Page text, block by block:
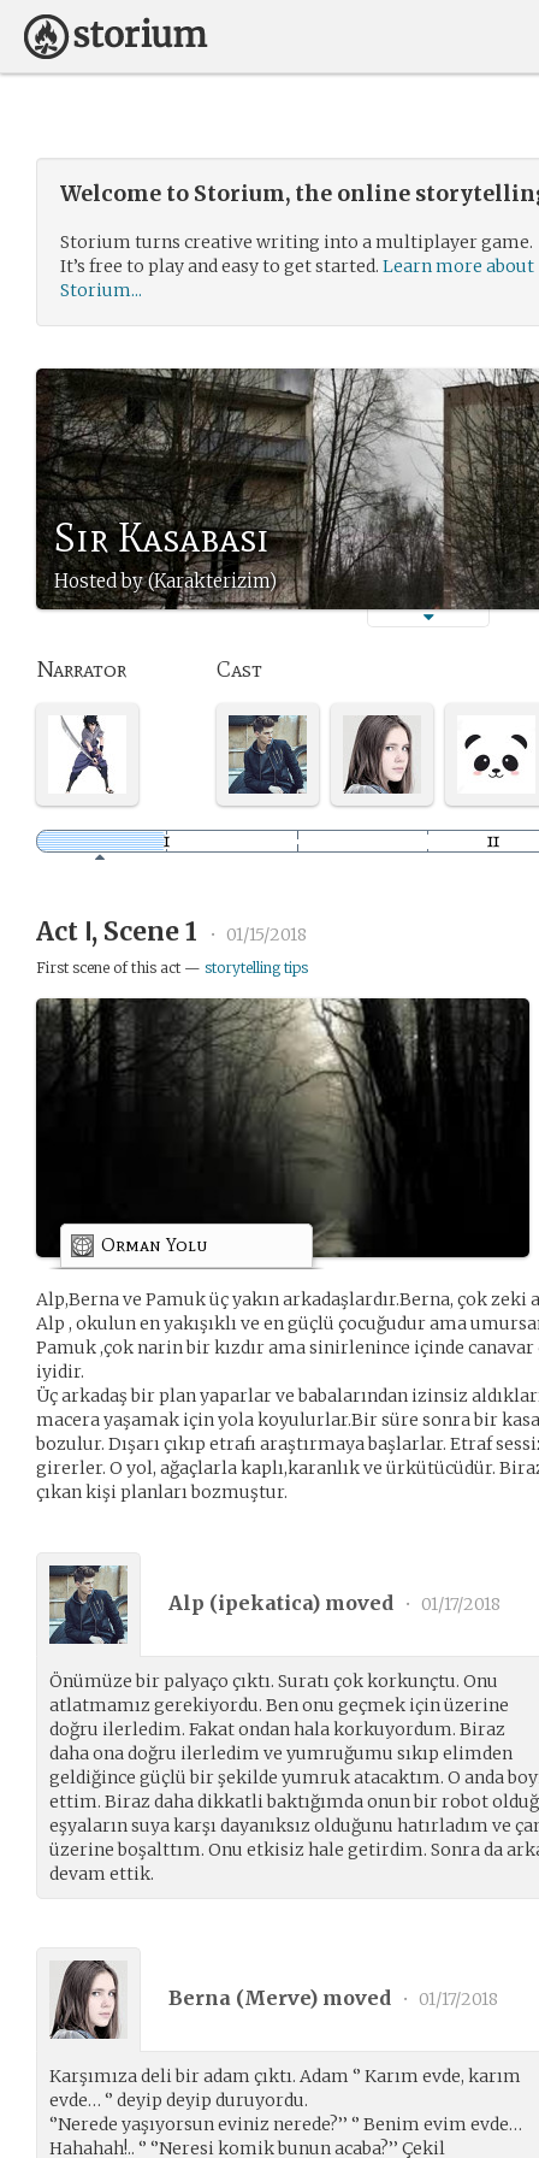
Welcome to Storium, the online
Storium turns creative writing into a multiplayer game.
It’s free to play and easy to get started. Learn more about
Storium...
Sır Kasabası
Hosted by (Karakterizim)
Narrator Cast
Act Ⅰ, Scene 1 • 01/15/2018
First scene of this act — storytelling tips
Orman Yolu
Alp,Berna ve Pamuk üç yakın arkadaşlardır.Berna, çok zeki
Alp , okulun en yakışıklı ve en güçlü çocuğudur ama
Pamuk ,çok narin bir kızdır ama sinirlenince içinde
iyidir.
Üç arkadaş bir plan yaparlar ve babalarından izinsiz
macera yaşamak için yola koyulurlar.Bir süre sonra bir
bozulur. Dışarı çıkıp etrafı araştırmaya başlarlar. Etraf
girerler. O yol, ağaçlarla kaplı,karanlık ve ürkütücüdür.
çıkan kişi planları bozmuştur.
Alp (ipekatica) moved • 01/17/2018
Önümüze bir palyaço çıktı. Suratı çok korkunçtu. Onu
atlatmamız gerekiyordu. Ben onu geçmek için üzerine
doğru ilerledim. Fakat ondan hala korkuyordum. Biraz
daha ona doğru ilerledim ve yumruğumu sıkıp elimden
geldiğince güçlü bir şekilde yumruk atacaktım. O anda
ettim. Biraz daha dikkatli baktığımda onun bir robot
eşyaların suya karşı dayanıksız olduğunu hatırladım ve
üzerine boşalttım. Onu etkisiz hale getirdim. Sonra da
devam ettik.
Berna (Merve) moved • 01/17/2018
Karşımıza deli bir adam çıktı. Adam ‘’ Karım evde, karım
evde… ‘’ deyip deyip duruyordu.
‘’Nerede yaşıyorsun eviniz nerede?’’ ‘’ Benim evim evde…
Hahahah!.. ‘’ ‘’Neresi komik bunun acaba?’’ Çekil